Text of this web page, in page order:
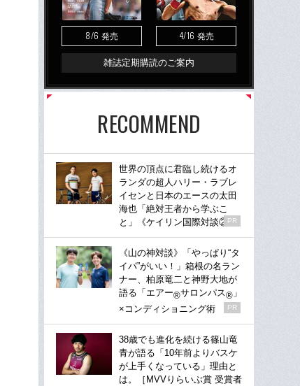
8/6 発売 4/16 発売
雑誌定期購読のご案内
RECOMMEND
世界の頂点に君臨し続けるオ
ランダの超人ハリー・ラブレ
イセンと日本のエースの太田
海也「絶対王者から学ぶこ
と」《ケイリン国際対談②》
PR
《山の神対談》「やっぱり“タ
イパ”がいい！」箱根の名ラン
ナー、柏原竜二と神野大地が
語る「エアー®サロンパス® 」
×コンディショニング術
PR
38歳でも進化を続ける篠山竜
青が語る「10年前よりバスケ
が上手くなっている」理由と
は。［MVVりらいぶ賞 受賞者